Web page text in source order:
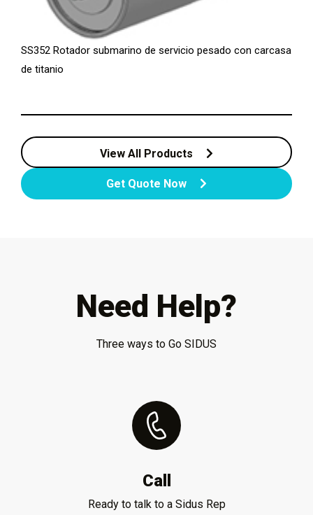
SS352 Rotador submarino de servicio pesado con carcasa
de titanio
View All Products
Get Quote Now
Need Help?
Three ways to Go SIDUS
Call
Ready to talk to a Sidus Rep